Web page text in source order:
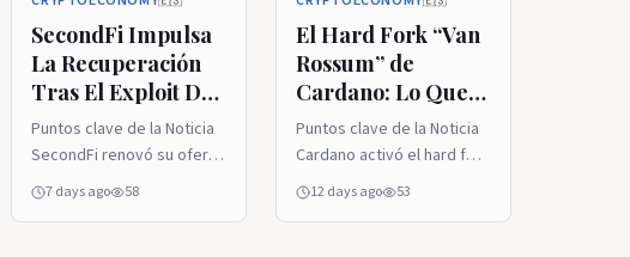
SecondFi Impulsa
La Recuperación
Tras El Exploit De
16.1 Millones De
Cardano (ADA)
Puntos clave de la Noticia
SecondFi renovó su oferta
de recompensa para el
7 days ago 58
El Hard Fork “Van
Rossum” de
Cardano: Lo Que
Los Usuarios De
ADA Deben Saber
Sobre La Versión 11
Puntos clave de la Noticia
Cardano activó el hard fork
Van Rossum y actualizó su
12 days ago 53